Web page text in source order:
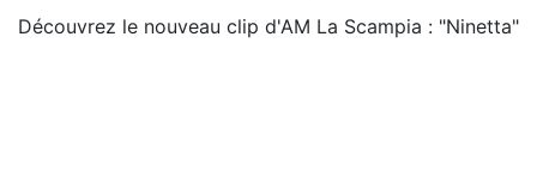
Découvrez le nouveau clip d'AM La Scampia : "Ninetta"